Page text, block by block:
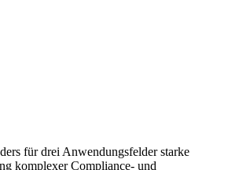
für drei Anwendungsfelder starke
komplexer Compliance- und